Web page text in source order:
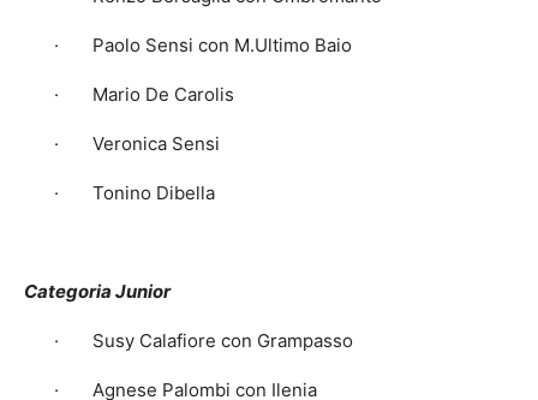
· Paolo Sensi con M.Ultimo Baio
· Mario De Carolis
· Veronica Sensi
· Tonino Dibella
Categoria Junior
· Susy Calafiore con Grampasso
· Agnese Palombi con Ilenia